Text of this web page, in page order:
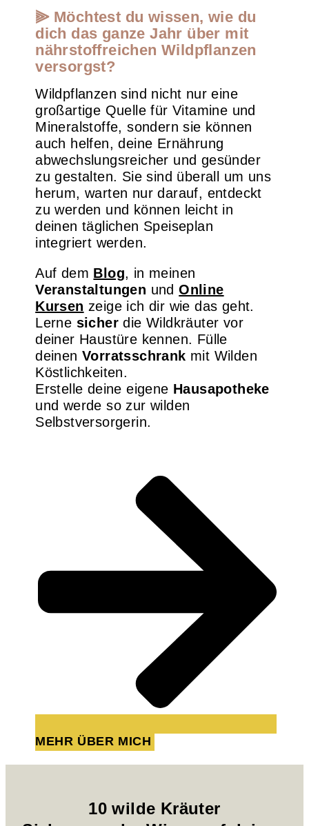
⫸ Möchtest du wissen, wie du
dich das ganze Jahr über mit
nährstoffreichen Wildpflanzen
versorgst?
Wildpflanzen sind nicht nur eine
großartige Quelle für Vitamine und
Mineralstoffe, sondern sie können
auch helfen, deine Ernährung
abwechslungsreicher und gesünder
zu gestalten. Sie sind überall um uns
herum, warten nur darauf, entdeckt
zu werden und können leicht in
deinen täglichen Speiseplan
integriert werden.
Auf dem Blog, in meinen
Veranstaltungen undOnline
Kursen zeige ich dir wie das geht.
Lerne sicher die Wildkräuter vor
deiner Haustüre kennen. Fülle
deinen Vorratsschrank mit Wilden
Köstlichkeiten.
Erstelle deine eigene Hausapotheke
und werde so zur wilden
Selbstversorgerin.
MEHR ÜBER MICH
10 wilde Kräuter